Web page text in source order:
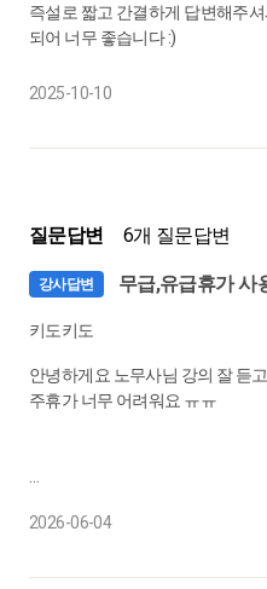
0:02:41
0:02:43
정해줘야 할까요?
0:02:01
휴일근로시간 산정 방법
즉설로 짧고 간결하게 답변해주
되어 너무 좋습니다 :)
2025-10-10
질문답변 6개 질문답변
강사답변 무급,유급휴가 사
키도키도
안녕하게요 노무사님 강의 잘 듣
주휴가 너무 어려워요 ㅠㅠ
용했다면 휴가는 회사의 승인을
하는게 맞나요?
2026-06-04